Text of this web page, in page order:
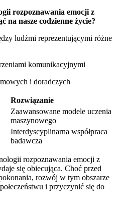
rozpoznawania emocji z
na nasze codzienne życie?
ludźmi⁤ reprezentującymi ​różne
komunikacyjnymi
i doradczych
Rozwiązanie
Zaawansowane modele uczenia‌
maszynowego
Interdyscyplinarna współpraca
badawcza
⁢rozpoznawania emocji z
się obiecująca.⁤ Choć przed
rozwój w tym obszarze
i przyczynić⁢ się do